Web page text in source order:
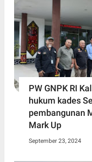
PW GNPK RI
hukum kades
pembangunan
Mark Up
September 23, 2024